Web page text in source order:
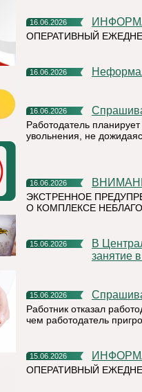
16.06.2026
ОПЕРАТИВНЫЙ
16.06.2026
16.06.2026
Работодатель
увольнения, не
16.06.2026
ЭКСТРЕННОЕ
О КОМПЛЕКСЕ
15.06.2026
В Центральной детской библиотеке прошло очередное
занятие
15.06.2026
Работник отказал
чем работодатель
15.06.2026
ОПЕРАТИВНЫЙ